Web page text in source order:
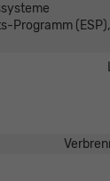
Programm (ESP),